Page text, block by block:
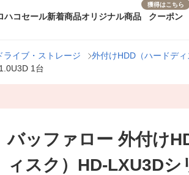
ハコセール新着商品オリジナル商品
獲得はこちら
クーポン
ライブ・ストレージ
外付けHDD（ハードディ
1台
バッファロー 外付け
ィスク）HD-LXU3Dシ